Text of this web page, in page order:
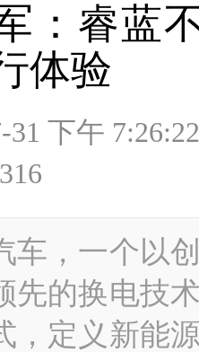
：睿蓝
体验
31 下午
车，一个以
先的换电技
，定义新能